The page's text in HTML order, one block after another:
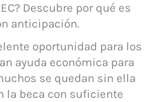
Descubre por qué es
anticipación.
oportunidad para los
ayuda económica para
se quedan sin ella
la beca con suficiente